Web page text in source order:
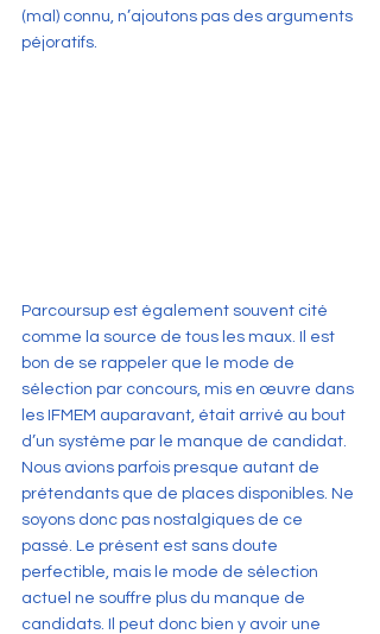
(mal) connu, n’ajoutons pas des arguments
péjoratifs.
Parcoursup est également souvent cité
comme la source de tous les maux. Il est
bon de se rappeler que le mode de
sélection par concours, mis en œuvre dans
les IFMEM auparavant, était arrivé au bout
d’un système par le manque de candidat.
Nous avions parfois presque autant de
prétendants que de places disponibles. Ne
soyons donc pas nostalgiques de ce
passé. Le présent est sans doute
perfectible, mais le mode de sélection
actuel ne souffre plus du manque de
candidats. Il peut donc bien y avoir une